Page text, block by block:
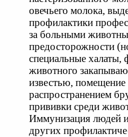
овечьего молока,
профилактики
за больными
предосторожности
специальные
животного
известью,
распространением
прививки среди
Иммунизация людей
других